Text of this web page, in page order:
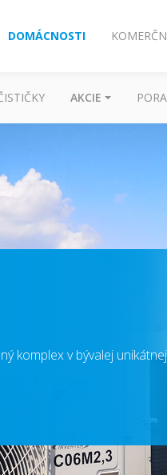
DOMÁCNOSTI
AKCIE
komplex v bývalej